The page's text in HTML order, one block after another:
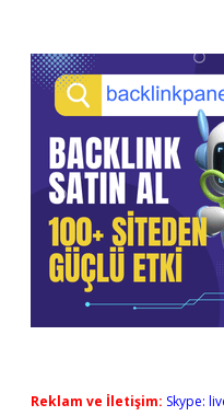
Reklam ve İletişim: Skype: